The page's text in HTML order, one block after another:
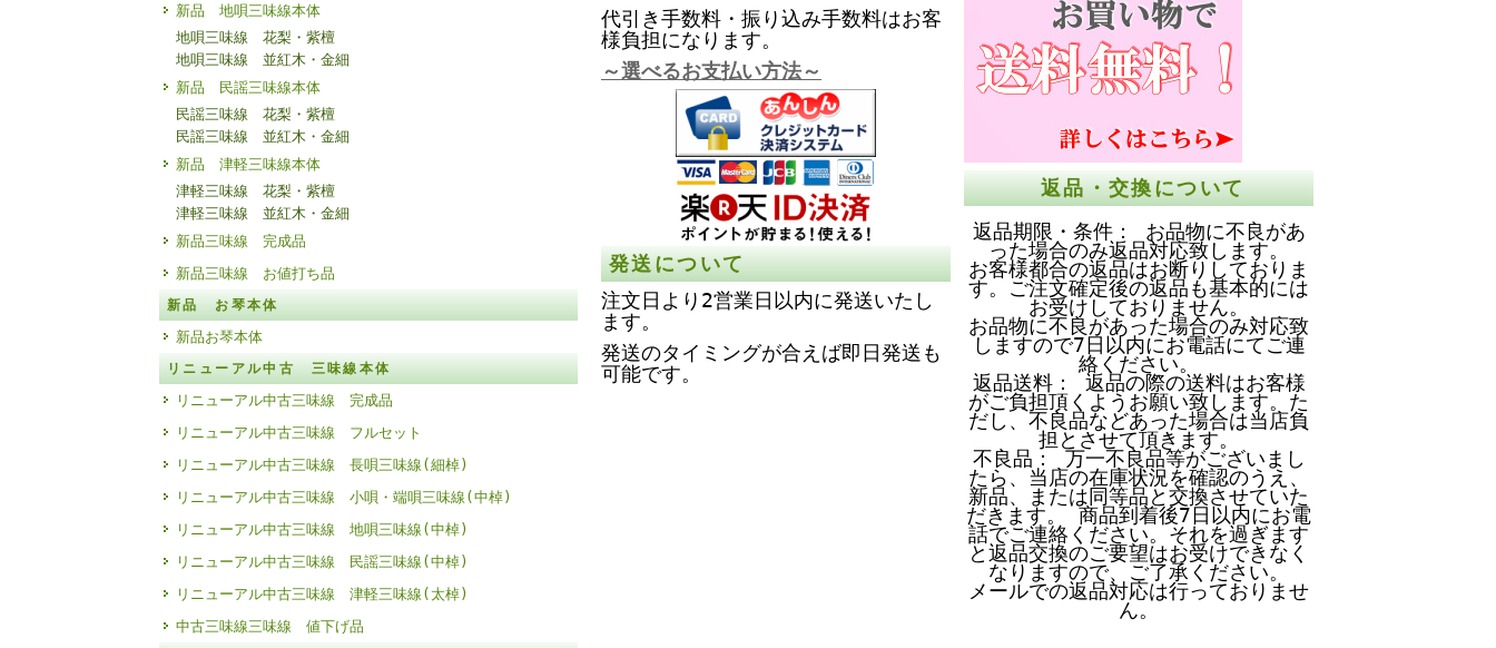
新品 地唄三味線本体
地唄三味線 花梨・紫檀
地唄三味線 並紅木・金細
新品 民謡三味線本体
民謡三味線 花梨・紫檀
民謡三味線 並紅木・金細
新品 津軽三味線本体
津軽三味線 花梨・紫檀
津軽三味線 並紅木・金細
新品三味線 完成品
新品三味線 お値打ち品
新品 お琴本体
新品お琴本体
リニューアル中古 三味線本体
リニューアル中古三味線 完成品
リニューアル中古三味線 フルセット
リニューアル中古三味線 長唄三味線(細棹)
リニューアル中古三味線 小唄・端唄三味線(中棹)
リニューアル中古三味線 地唄三味線(中棹)
リニューアル中古三味線 民謡三味線(中棹)
リニューアル中古三味線 津軽三味線(太棹)
中古三味線三味線 値下げ品
代引き手数料・振り込み手数料はお客
様負担になります。
～選べるお支払い方法～
発送について
注文日より2営業日以内に発送いたし
ます。
発送のタイミングが合えば即日発送も
可能です。
返品・交換について
返品期限・条件： お品物に不良があ
った場合のみ返品対応致します。
お客様都合の返品はお断りしておりま
す。ご注文確定後の返品も基本的には
お受けしておりません。
お品物に不良があった場合のみ対応致
しますので7日以内にお電話にてご連
絡ください。
返品送料： 返品の際の送料はお客様
がご負担頂くようお願い致します。た
だし、不良品などあった場合は当店負
担とさせて頂きます。
不良品： 万一不良品等がございまし
たら、当店の在庫状況を確認のうえ、
新品、または同等品と交換させていた
だきます。 商品到着後7日以内にお電
話でご連絡ください。それを過ぎます
と返品交換のご要望はお受けできなく
なりますので、ご了承ください。
メールでの返品対応は行っておりませ
ん。